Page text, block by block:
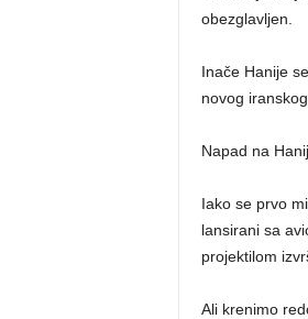
obezglavljen.
Inače Hanije
novog
Napad na
Iako se prvo
lansirani sa
projektilom
Ali krenimo